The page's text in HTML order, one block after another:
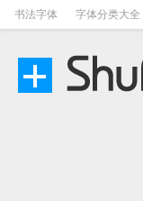
书法字体 字体分类大全